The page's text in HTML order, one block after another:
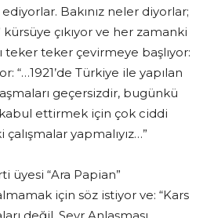
Bakınız neler diyorlar;
kürsüye çıkıyor ve her zamanki
teker teker çevirmeye başlıyor:
“…1921’de Türkiye ile yapılan
geçersizdir, bugünkü
kabul ettirmek için çok ciddi
yapmalıyız…”
üyesi “Ara Papian”
için söz istiyor ve: “Kars